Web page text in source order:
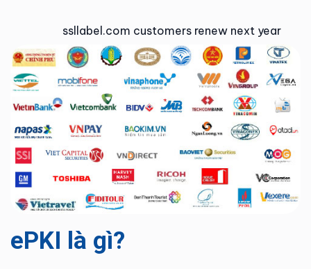
ssllabel.com customers renew next year
ePKI là gì?